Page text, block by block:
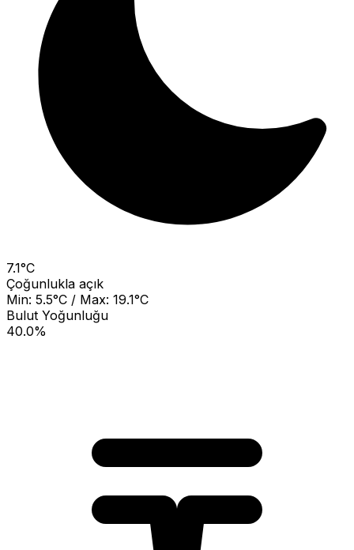
7.1°C
Çoğunlukla açık
Min: 5.5°C / Max: 19.1°C
Bulut Yoğunluğu
40.0%